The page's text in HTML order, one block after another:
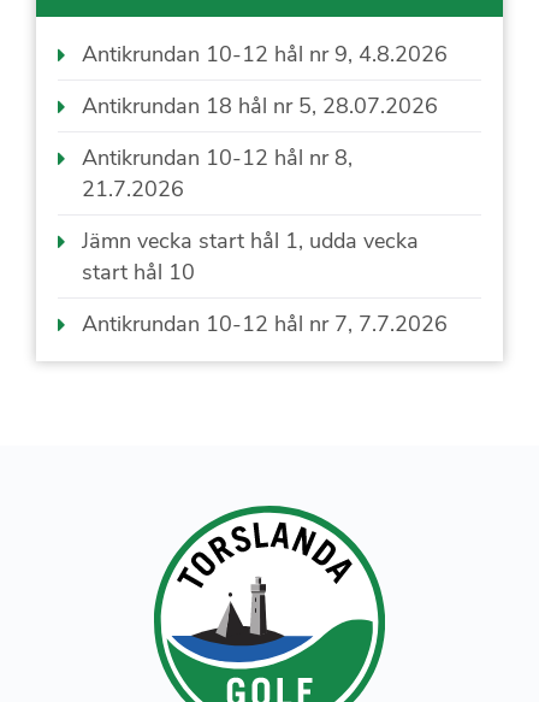
Antikrundan 10-12 hål nr 9, 4.8.2026
Antikrundan 18 hål nr 5, 28.07.2026
Antikrundan 10-12 hål nr 8,
21.7.2026
Jämn vecka start hål 1, udda vecka
start hål 10
Antikrundan 10-12 hål nr 7, 7.7.2026